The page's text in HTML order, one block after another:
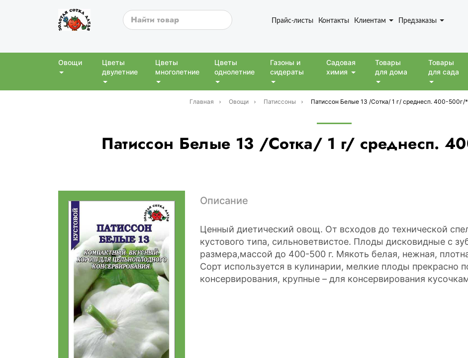
Прайс-листы Контакты Клиентам Предзаказы
Овощи
Цветы
двулетние
Цветы
многолетние
Цветы
однолетние
Газоны и
сидераты
Садовая
химия
Товары
для дома
Товары
для сада
Главная Овощи Патиссоны Патиссон Белые 13 /Сотка/ 1 г/ среднесп. 400-500г/
Патиссон Белые 13 /Сотка/ 1 г/ среднесп.
Описание
Ценный диетический овощ. От всходов до технической
кустового типа, сильноветвистое. Плоды дисковидные с
размера,массой до 400-500 г. Мякоть белая, нежная,
Сорт используется в кулинарии, мелкие плоды прекрасно
консервирования, крупные – для консервирования